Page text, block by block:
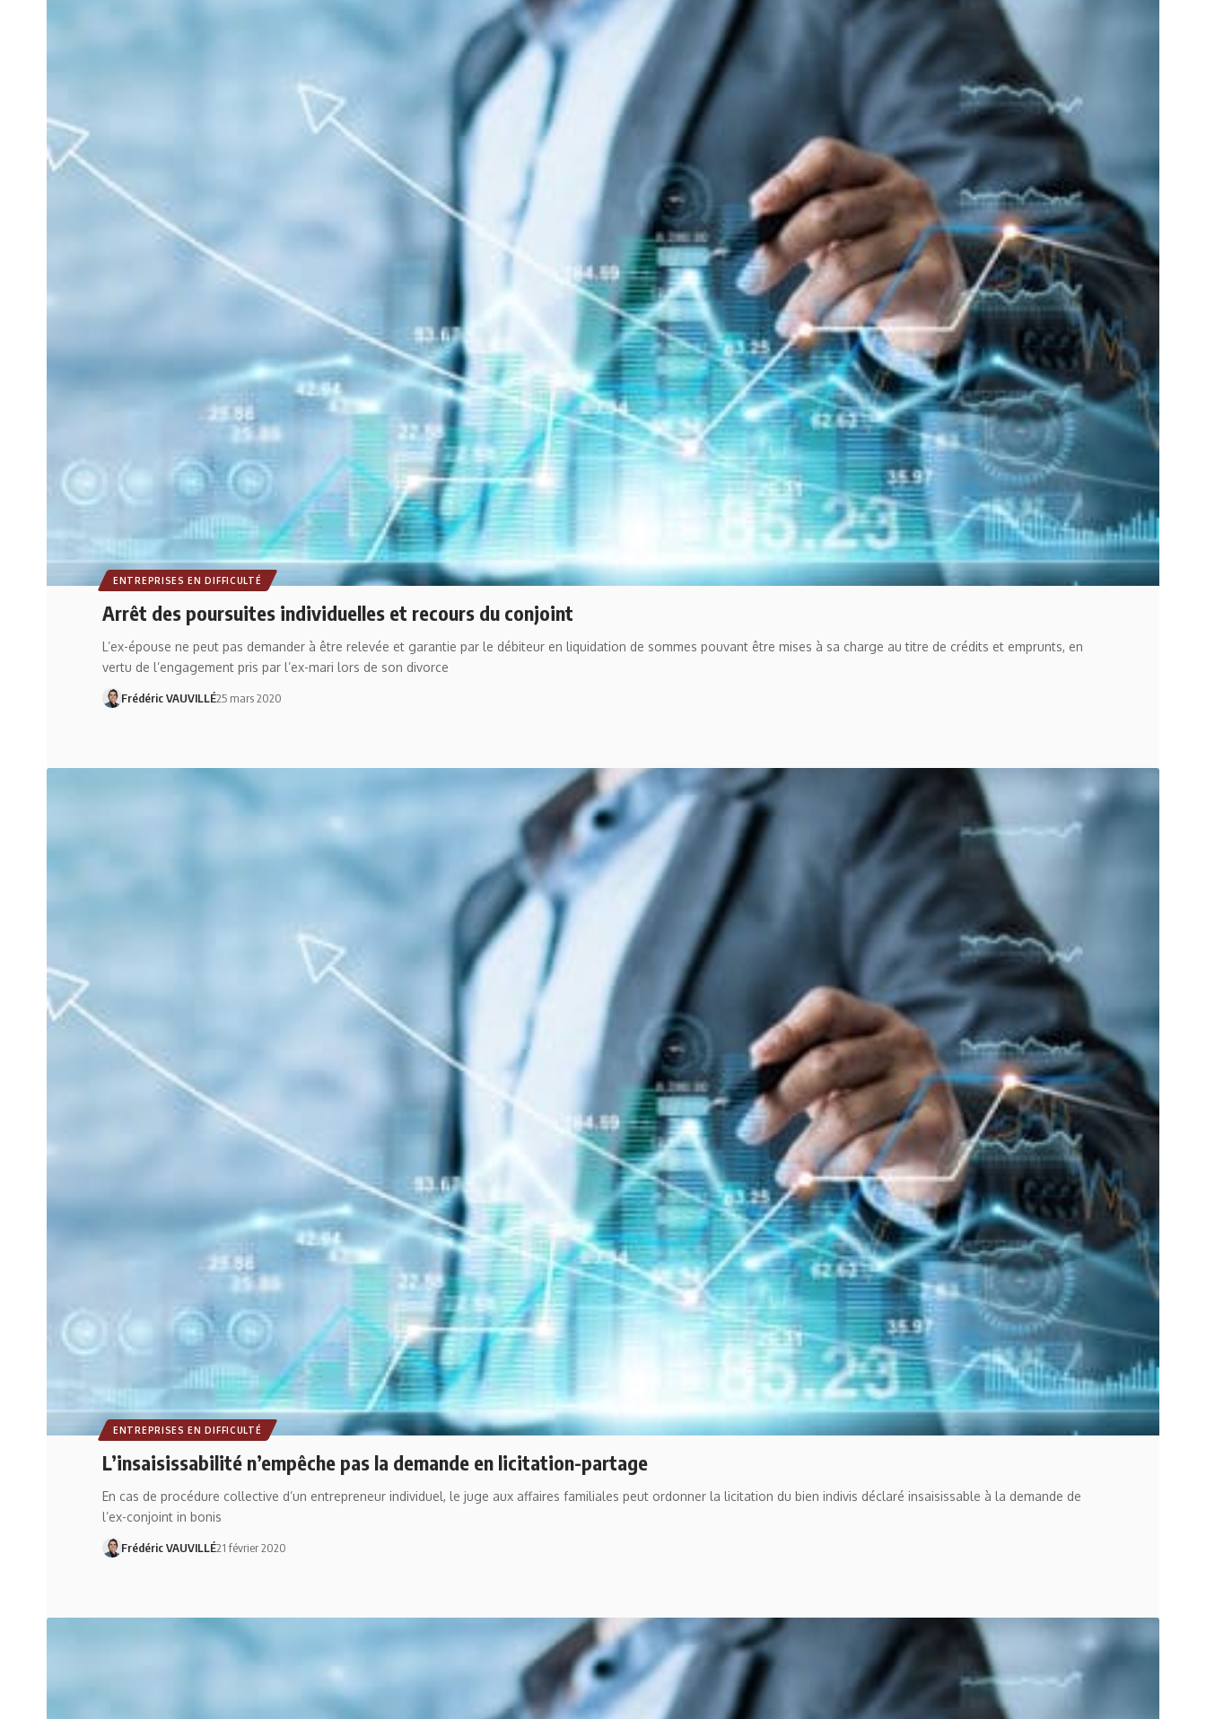
ENTREPRISES EN DIFFICULTÉ
Arrêt des poursuites individuelles et recours du conjoint
L’ex-épouse ne peut pas demander à être relevée et garantie par le débiteur en liquidation de sommes pouvant être mises à sa charge au titre de crédits et emprunts, en
vertu de l’engagement pris par l’ex-mari lors de son divorce
Frédéric VAUVILLÉ25 mars 2020
ENTREPRISES EN DIFFICULTÉ
L’insaisissabilité n’empêche pas la demande en licitation-partage
En cas de procédure collective d’un entrepreneur individuel, le juge aux affaires familiales peut ordonner la licitation du bien indivis déclaré insaisissable à la demande de
l’ex-conjoint in bonis
Frédéric VAUVILLÉ21 février 2020